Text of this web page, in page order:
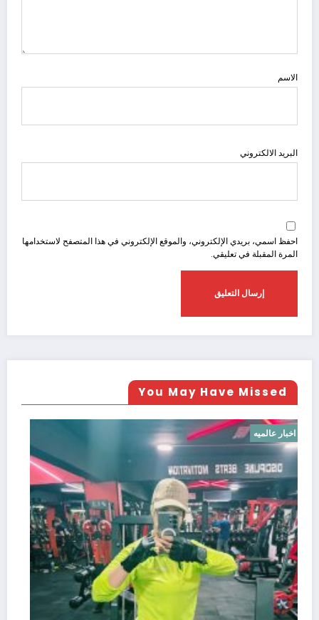
الاسم
البريد الالكتروني
احفظ اسمي، بريدي الإلكتروني، والموقع الإلكتروني في هذا المتصفح لاستخدامها
المرة المقبلة في تعليقي.
You May Have Missed
اخبار عالميه